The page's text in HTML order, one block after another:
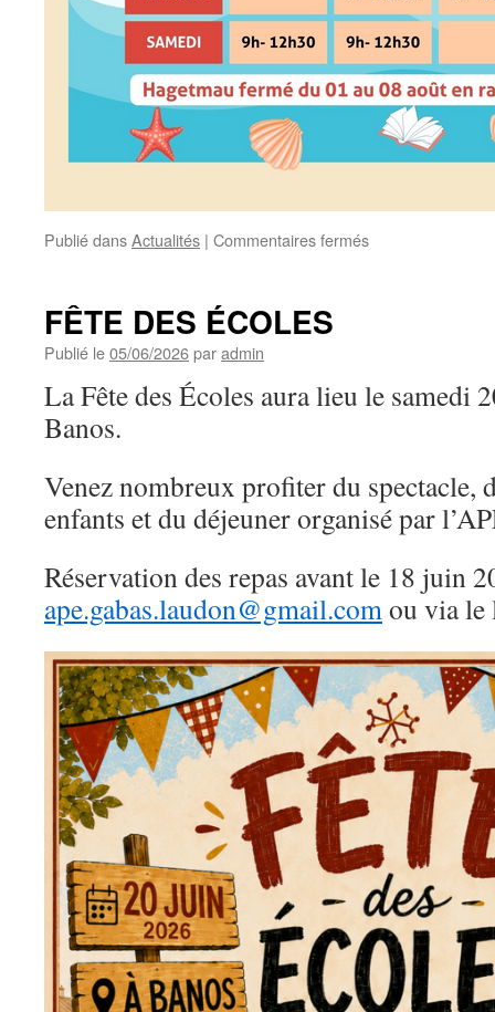
Publié dansActualités | Commentaires ferméssur
FÊTE DES ÉCOLES
Publié le05/06/2026paradmin
La Fête des Écoles aura lieu le samedi
Banos.
Venez nombreux profiter du spectacle,
enfants et du déjeuner organisé par
Réservation des repas avant le 18 juin
ape.gabas.laudon@gmail.comou via